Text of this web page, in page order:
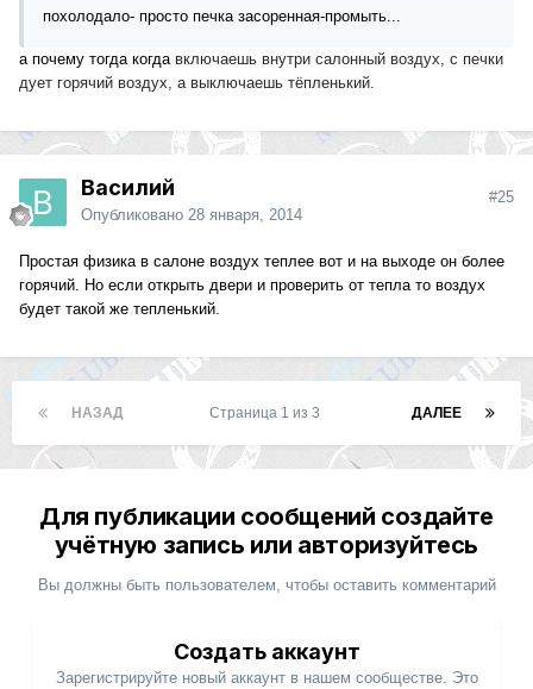
похолодало- просто печка засоренная-промыть...
а почему тогда когда включаешь внутри салонный воздух, с печки
дует горячий воздух, а выключаешь тёпленький.
Василий
Опубликовано 28 января, 2014
#25
Простая физика в салоне воздух теплее вот и на выходе он более
горячий. Но если открыть двери и проверить от тепла то воздух
будет такой же тепленький.
НАЗАД ДАЛЕЕ
Страница 1 из 3
Для публикации сообщений создайте
учётную запись или авторизуйтесь
Вы должны быть пользователем, чтобы оставить комментарий
Создать аккаунт
Зарегистрируйте новый аккаунт в нашем сообществе. Это